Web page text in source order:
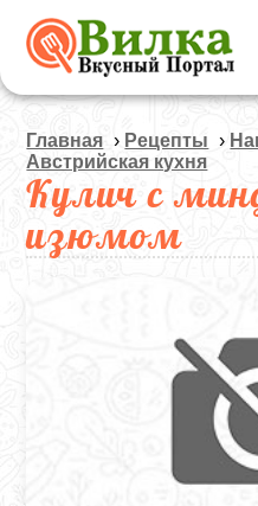
Главная › Рецепты ›
Австрийская кухня
Кулич с
изюмом